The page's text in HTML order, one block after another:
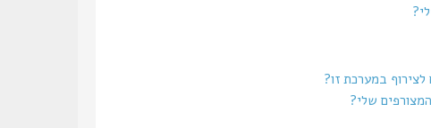
לצירוף במערכת זו?
שלי?